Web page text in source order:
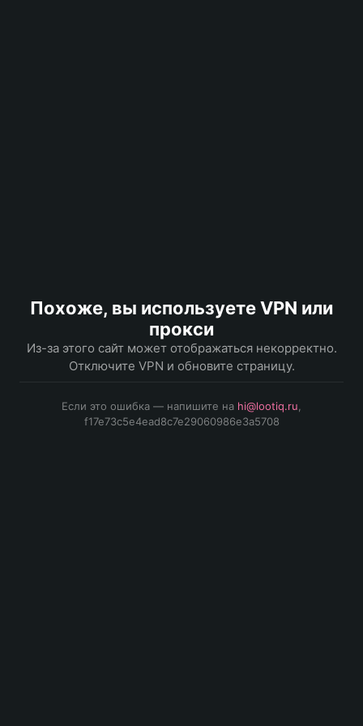
Похоже, вы используете VPN или
прокси
Из-за этого сайт может отображаться некорректно.
Отключите VPN и обновите страницу.
Если это ошибка — напишите на hi@lootiq.ru
f17e73c5e4ead8c7e29060986e3a5708